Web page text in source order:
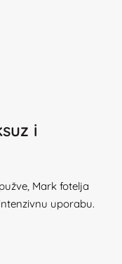
i
Mark fotelja
uporabu.